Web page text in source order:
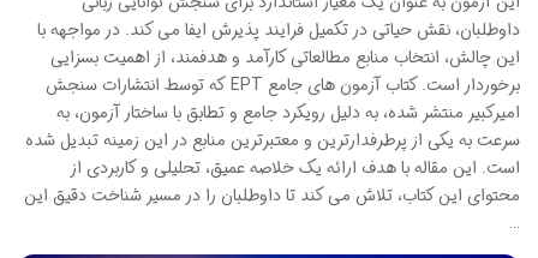
داوطلبان، نقش حیاتی در تکمیل فرایند پذیرش ایفا می کند. در مواجهه با
این چالش، انتخاب منابع مطالعاتی کارآمد و هدفمند، از اهمیت بسزایی
برخوردار است. کتاب آزمون های جامع EPT که توسط انتشارات سنجش
امیرکبیر منتشر شده، به دلیل رویکرد جامع و تطابق با ساختار آزمون، به
سرعت به یکی از پرطرفدارترین و معتبرترین منابع در این زمینه تبدیل شده
است. این مقاله با هدف ارائه یک خلاصه عمیق، تحلیلی و کاربردی از
محتوای این کتاب، تلاش می کند تا داوطلبان را در مسیر شناخت دقیق این
…